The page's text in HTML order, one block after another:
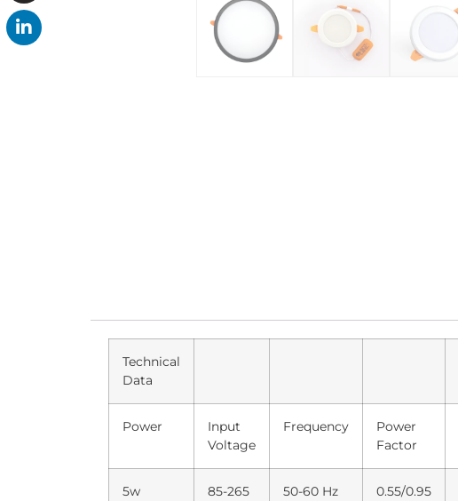
Technical
Data
Power
Input
Voltage
Frequency
Power
Factor
5w
85-265
50-60 Hz 0.55/0.95